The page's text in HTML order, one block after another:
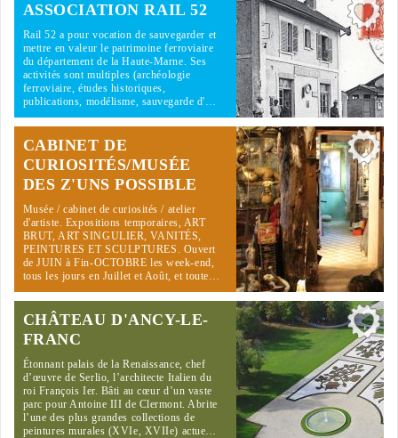
ASSOCIATION RAIL 52
Rail 52 a pour vocation de sauvegarder et
mettre en valeur le patrimoine ferroviaire
du département de la Haute-Marne. Ses
activités sont multiples (archéologie
ferroviaire, études historiques,
publications, modélisme, sauvegarde d'…
CABINET DE
CURIOSITÉS/MUSÉE
DES Z'UNS POSSIBLE
Musée / cabinet de curiosités / atelier
d'artiste. Expositions temporaires, ART
BRUT, ART SINGULIER, VANITÉS,
PEINTURES ET SCULPTURES. Ouvert
de JUIN à Fin-OCTOBRE les week-end,
tous les jours en Juillet et Août, et toute…
CHÂTEAU D'ANCY-LE-
FRANC
Étonnant palais de la Renaissance, chef
d’œuvre de Serlio, l’architecte Italien du
roi François Ier. Bâti au cœur d’un vaste
parc pour Antoine III de Clermont. Abrite
l’une des plus grandes collections de
peintures murales (XVIe, XVIIe) actue…